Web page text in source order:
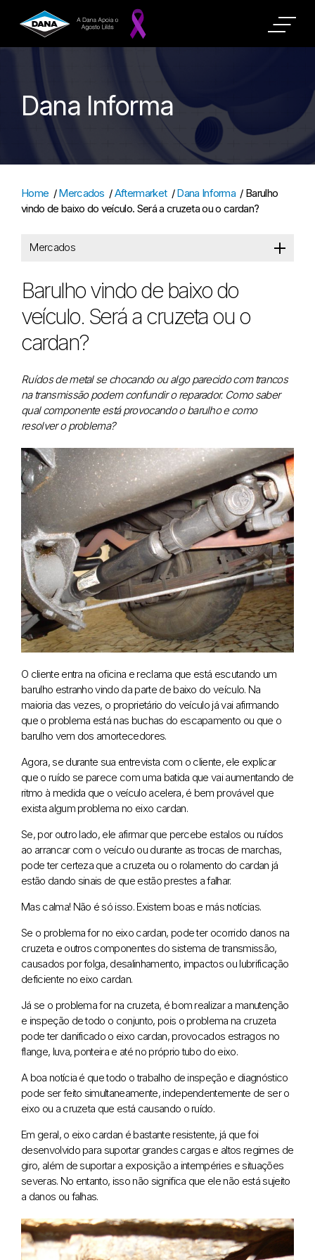
Dana Informa
Home /Mercados /Aftermarket /Dana Informa / Barulho
vindo de baixo do veículo. Será a cruzeta ou o cardan?
Mercados
Barulho vindo de baixo do
veículo. Será a cruzeta ou o
cardan?
Ruídos de metal se chocando ou algo parecido com trancos
na transmissão podem confundir o reparador. Como saber
qual componente está provocando o barulho e como
resolver o problema?
O cliente entra na oficina e reclama que está escutando um
barulho estranho vindo da parte de baixo do veículo. Na
maioria das vezes, o proprietário do veículo já vai afirmando
que o problema está nas buchas do escapamento ou que o
barulho vem dos amortecedores.
Agora, se durante sua entrevista com o cliente, ele explicar
que o ruído se parece com uma batida que vai aumentando de
ritmo à medida que o veículo acelera, é bem provável que
exista algum problema no eixo cardan.
Se, por outro lado, ele afirmar que percebe estalos ou ruídos
ao arrancar com o veículo ou durante as trocas de marchas,
pode ter certeza que a cruzeta ou o rolamento do cardan já
estão dando sinais de que estão prestes a falhar.
Mas calma! Não é só isso. Existem boas e más notícias.
Se o problema for no eixo cardan, pode ter ocorrido danos na
cruzeta e outros componentes do sistema de transmissão,
causados por folga, desalinhamento, impactos ou lubrificação
deficiente no eixo cardan.
Já se o problema for na cruzeta, é bom realizar a manutenção
e inspeção de todo o conjunto, pois o problema na cruzeta
pode ter danificado o eixo cardan, provocados estragos no
flange, luva, ponteira e até no próprio tubo do eixo.
A boa notícia é que todo o trabalho de inspeção e diagnóstico
pode ser feito simultaneamente, independentemente de ser o
eixo ou a cruzeta que está causando o ruído.
Em geral, o eixo cardan é bastante resistente, já que foi
desenvolvido para suportar grandes cargas e altos regimes de
giro, além de suportar a exposição a intempéries e situações
severas. No entanto, isso não significa que ele não está sujeito
a danos ou falhas.